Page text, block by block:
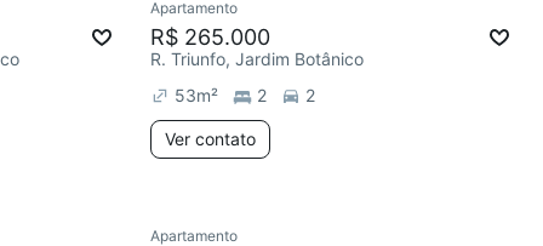
Apartamento
R$ 265.000
R. Triunfo, Jardim Botânico
53m² 2 2
Ver contato
Apartamento